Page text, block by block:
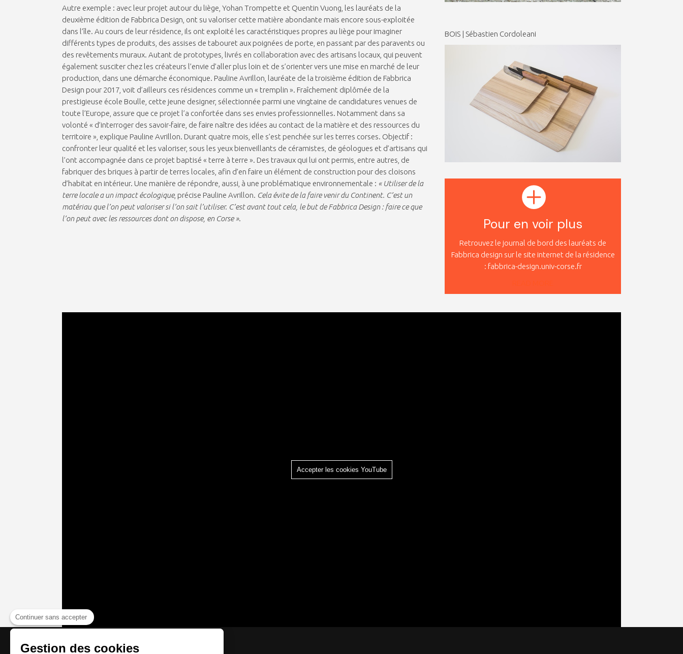
Continuer sans accepter
Gestion des cookies
Autre exemple : avec leur projet autour du liège, Yohan Trompette et Quentin Vuong, les lauréats de la
deuxième édition de Fabbrica Design, ont su valoriser cette matière abondante mais encore sous-exploitée
dans l’île. Au cours de leur résidence, ils ont exploité les caractéristiques propres au liège pour imaginer
différents types de produits, des assises de tabouret aux poignées de porte, en passant par des paravents ou
des revêtements muraux. Autant de prototypes, livrés en collaboration avec des artisans locaux, qui peuvent
également susciter chez les créateurs l’envie d’aller plus loin et de s’orienter vers une mise en marché de leur
production, dans une démarche économique. Pauline Avrillon, lauréate de la troisième édition de Fabbrica
Design pour 2017, voit d’ailleurs ces résidences comme un « tremplin ». Fraîchement diplômée de la
prestigieuse école Boulle, cette jeune designer, sélectionnée parmi une vingtaine de candidatures venues de
toute l’Europe, assure que ce projet l’a confortée dans ses envies professionnelles. Notamment dans sa
volonté « d’interroger des savoir-faire, de faire naître des idées au contact de la matière et des ressources du
territoire », explique Pauline Avrillon. Durant quatre mois, elle s’est penchée sur les terres corses. Objectif :
confronter leur qualité et les valoriser, sous les yeux bienveillants de céramistes, de géologues et d’artisans qui
l’ont accompagnée dans ce projet baptisé « terre à terre ». Des travaux qui lui ont permis, entre autres, de
fabriquer des briques à partir de terres locales, afin d’en faire un élément de construction pour des cloisons
d’habitat en intérieur. Une manière de répondre, aussi, à une problématique environnementale : « Utiliser de la
terre locale a un impact écologique, précise Pauline Avrillon. Cela évite de la faire venir du Continent. C’est un
matériau que l’on peut valoriser si l’on sait l’utiliser. C’est avant tout cela, le but de Fabbrica Design : faire ce que
l’on peut avec les ressources dont on dispose, en Corse ».
BOIS | Sébastien Cordoleani
Pour en voir plus
Retrouvez le journal de bord des lauréats de
Fabbrica design sur le site internet de la résidence
: fabbrica-design.univ-corse.fr
Accepter les cookies YouTube